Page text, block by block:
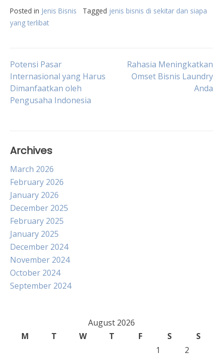
Posted in Jenis Bisnis Tagged jenis bisnis di sekitar dan siapa
yang terlibat
Post
navigation
Potensi Pasar
Internasional yang Harus
Dimanfaatkan oleh
Pengusaha Indonesia
Rahasia Meningkatkan
Omset Bisnis Laundry
Anda
Archives
March 2026
February 2026
January 2026
December 2025
February 2025
January 2025
December 2024
November 2024
October 2024
September 2024
August 2026
M
T W T F S
S
1
2